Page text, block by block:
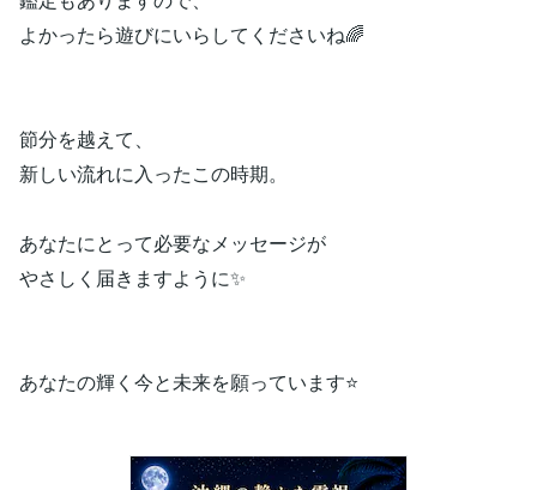
よかったら遊びにいらしてくださいね🌈
節分を越えて、
新しい流れに入ったこの時期。
あなたにとって必要なメッセージが
やさしく届きますように✨
あなたの輝く今と未来を願っています⭐️